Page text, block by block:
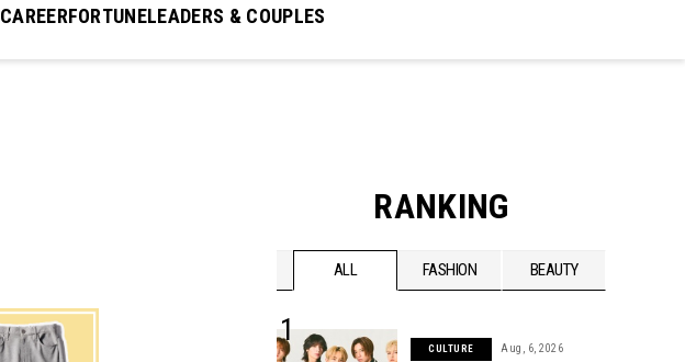
CAREERFORTUNELEADERS & COUPLES
RANKING
ALL FASHION BEAUTY
CULTURE Aug, 6, 2026